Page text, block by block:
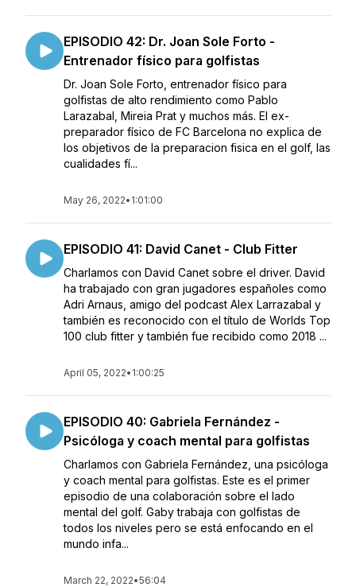
EPISODIO 42: Dr. Joan Sole Forto -
Entrenador físico para golfistas
Dr. Joan Sole Forto, entrenador físico para
golfistas de alto rendimiento como Pablo
Larazabal, Mireia Prat y muchos más. El ex-
preparador físico de FC Barcelona no explica de
los objetivos de la preparacion fisica en el golf, las
cualidades fí...
May 26, 2022• 1:01:00
EPISODIO 41: David Canet - Club Fitter
Charlamos con David Canet sobre el driver. David
ha trabajado con gran jugadores españoles como
Adri Arnaus, amigo del podcast Alex Larrazabal y
también es reconocido con el título de Worlds Top
100 club fitter y también fue recibido como 2018 ...
April 05, 2022• 1:00:25
EPISODIO 40: Gabriela Fernández -
Psicóloga y coach mental para golfistas
Charlamos con Gabriela Fernández, una psicóloga
y coach mental para golfistas. Este es el primer
episodio de una colaboración sobre el lado
mental del golf. Gaby trabaja con golfistas de
todos los niveles pero se está enfocando en el
mundo infa...
March 22, 2022•56:04